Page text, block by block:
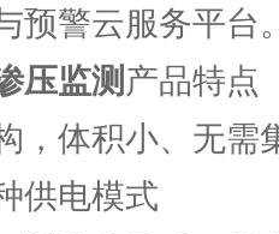
预警云服务平台
压监测 产品特点
体积小、无需
电模式